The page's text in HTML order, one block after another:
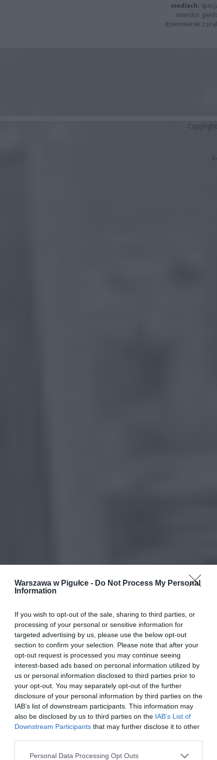
Warszawa w Pigułce - Do Not Process My Personal
Information
If you wish to opt-out of the sale, sharing to third parties, or
processing of your personal or sensitive information for
targeted advertising by us, please use the below opt-out
section to confirm your selection. Please note that after your
opt-out request is processed you may continue seeing
interest-based ads based on personal information utilized by
us or personal information disclosed to third parties prior to
your opt-out. You may separately opt-out of the further
disclosure of your personal information by third parties on the
IAB’s list of downstream participants. This information may
also be disclosed by us to third parties on the IAB’s List of
Downstream Participants that may further disclose it to other
Personal Data Processing Opt Outs
mediach.
inwestor
dziennikarski z